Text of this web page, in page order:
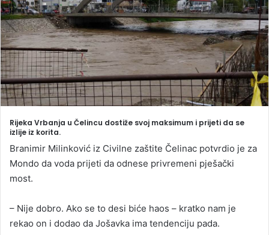
n
m
a
i
l
Rijeka Vrbanja u Čelincu dostiže svoj maksimum i prijeti da se
izlije iz korita.
Branimir Milinković iz Civilne zaštite Čelinac potvrdio je za
Mondo da voda prijeti da odnese privremeni pješački
most.
– Nije dobro. Ako se to desi biće haos – kratko nam je
rekao on i dodao da Jošavka ima tendenciju pada.